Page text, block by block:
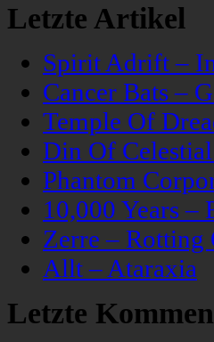
Letzte Artikel
Spirit Adrift –
Cancer Bats –
Temple Of
Din Of
Phantom
10,000 Years –
Zerre – Rotting
Allt – Ataraxia
Letzte